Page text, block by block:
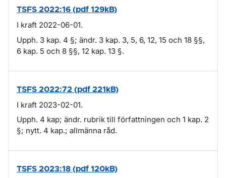
TSFS 2022:16 (pdf 129kB)
I kraft 2022-06-01.
Upph. 3 kap. 4 §; ändr. 3 kap. 3, 5, 6, 12, 15 och 18 §§,
6 kap. 5 och 8 §§, 12 kap. 13 §.
TSFS 2022:72 (pdf 221kB)
I kraft 2023-02-01.
Upph. 4 kap; ändr. rubrik till författningen och 1 kap. 2
§; nytt. 4 kap.; allmänna råd.
TSFS 2023:18 (pdf 120kB)